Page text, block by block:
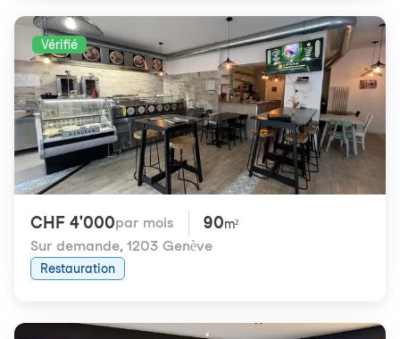
Vérifié
CHF 4'000par mois 90m²
Sur demande, 1203 Genève
Restauration